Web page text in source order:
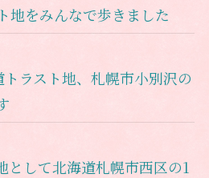
地をみんなで歩きました
ラスト地、札幌市小別沢の
として北海道札幌市西区の1